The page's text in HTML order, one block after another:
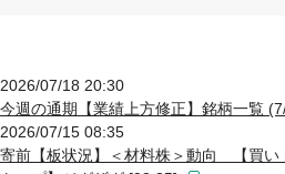
2026/07/18 20:30
今週の通期【業績上方修正】銘柄一覧
2026/07/15 08:35
寄前【板状況】＜材料株＞動向 【買